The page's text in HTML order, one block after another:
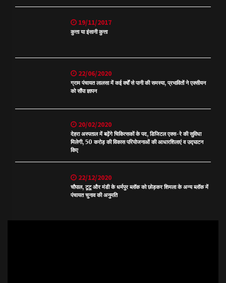
19/11/2017
कुत्ता या इंसानी कुत्ता
22/06/2020
ग्राम पंचायत लालसा में कई वर्षों से पानी की समस्या, प्रभावितों ने एक्सीयन
को सौंपा ज्ञापन
20/02/2020
देहरा अस्पताल में बढ़ेंगे चिकित्सकों के पद, डिजिटल एक्स-रे की सुविधा
मिलेगी, 50 करोड़ की विकास परियोजनाओं की आधारशिलाएं व उद्घाटन
किए
22/12/2020
चौपाल, टूटू और मंडी के धर्मपुर ब्लॉक को छोड़कर शिमला के अन्य ब्लॉक में
पंचायत चुनाव की अनुमति